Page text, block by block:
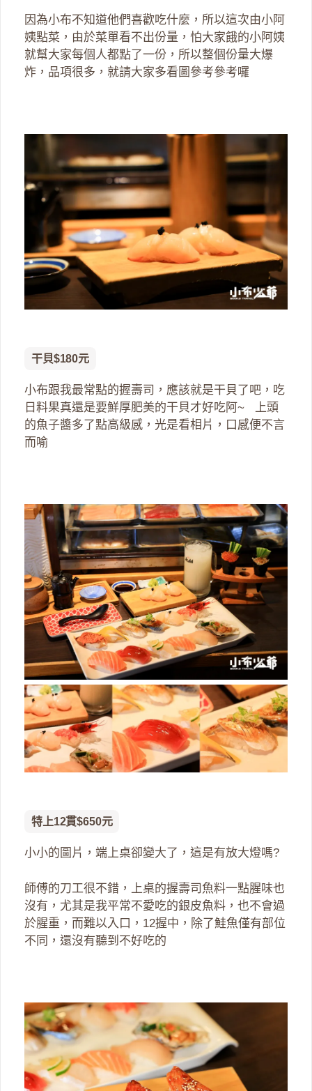
因為小布不知道他們喜歡吃什麼，所以這次由小阿
姨點菜，由於菜單看不出份量，怕大家餓的小阿姨
就幫大家每個人都點了一份，所以整個份量大爆
炸，品項很多，就請大家多看圖參考參考囉
干貝$180元
小布跟我最常點的握壽司，應該就是干貝了吧，吃
日料果真還是要鮮厚肥美的干貝才好吃阿~ 上頭
的魚子醬多了點高級感，光是看相片，口感便不言
而喻
特上12貫$650元
小小的圖片，端上桌卻變大了，這是有放大燈嗎?
師傅的刀工很不錯，上桌的握壽司魚料一點腥味也
沒有，尤其是我平常不愛吃的銀皮魚料，也不會過
於腥重，而難以入口，12握中，除了鮭魚僅有部位
不同，還沒有聽到不好吃的